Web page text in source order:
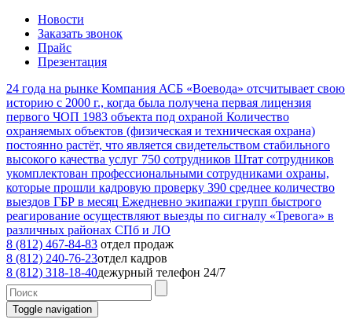
Новости
Заказать звонок
Прайс
Презентация
24 года на рынке Компания АСБ «Воевода» отсчитывает свою
историю с 2000 г., когда была получена первая лицензия
первого ЧОП 1983 объекта под охраной Количество
охраняемых объектов (физическая и техническая охрана)
постоянно растёт, что является свидетельством стабильного
высокого качества услуг 750 сотрудников Штат сотрудников
укомплектован профессиональными сотрудниками охраны,
которые прошли кадровую проверку 390 среднее количество
выездов ГБР в месяц Ежедневно экипажи групп быстрого
реагирование осуществляют выезды по сигналу «Тревога» в
различных районах СПб и ЛО
8 (812) 467-84-83 отдел продаж
8 (812) 240-76-23отдел кадров
8 (812) 318-18-40дежурный телефон 24/7
Toggle navigation